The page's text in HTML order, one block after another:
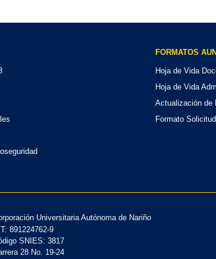
FORMATOS
Hoja de Vida
Hoja de Vida
Actualización de
Formato
Universitaria Autónoma de Nariño
891224762-9
SNIES: 3817
28 No. 19-24